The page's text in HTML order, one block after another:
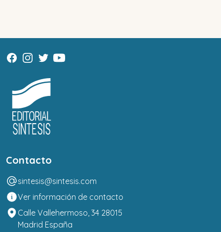
Contacto
sintesis@sintesis.com
Ver información de contacto
Calle Vallehermoso, 34 28015
Madrid España